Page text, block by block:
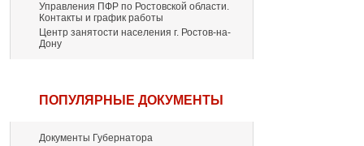
Управления ПФР по Ростовской области.
Контакты и график работы
Центр занятости населения г. Ростов-на-
Дону
ПОПУЛЯРНЫЕ ДОКУМЕНТЫ
Документы Губернатора